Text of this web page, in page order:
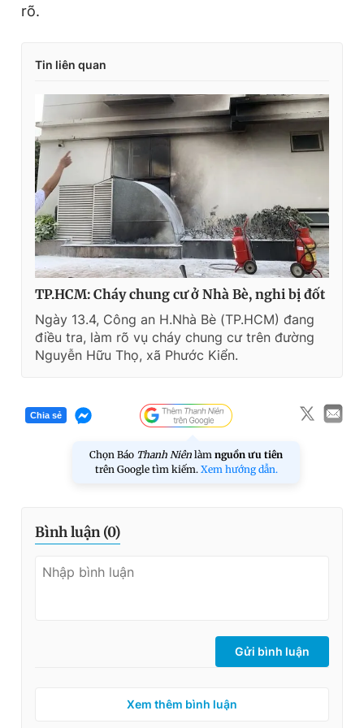
rõ.
Tin liên quan
TP.HCM: Cháy chung cư ở Nhà Bè, nghi bị đốt
Ngày 13.4, Công an H.Nhà Bè (TP.HCM) đang
điều tra, làm rõ vụ cháy chung cư trên đường
Nguyễn Hữu Thọ, xã Phước Kiển.
Chia sẻ
Chọn Báo Thanh Niên làm nguồn ưu tiên
trên Google tìm kiếm. Xem hướng dẫn.
Bình luận (0)
Gửi bình luận
Xem thêm bình luận